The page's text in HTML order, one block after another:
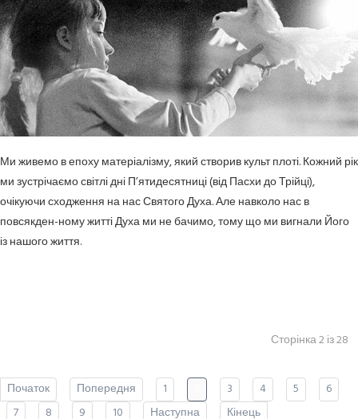
Ми живемо в епоху матеріалізму, який створив культ плоті. Кожний рік
ми зустрічаємо світлі дні П’ятидесятниці (від Пасхи до Трійці),
очікуючи сходження на нас Святого Духа. Але навколо нас в
повсякден-ному житті Духа ми не бачимо, тому що ми вигнали Його
із нашого життя.
Сторінка 2 із 28
Початок Попередня 1 3 4 5
6
7
8 9 10 Наступна Кінець